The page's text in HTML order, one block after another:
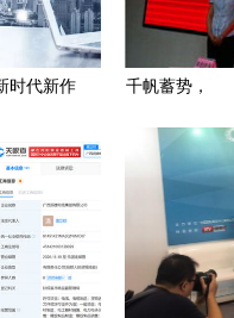
时代新作
刘的“烦
事”与科
技中介服务
的破局之路
千帆蓄势，
2024年科
技金融合作
发布会暨科
技中介服务
创新论坛纪